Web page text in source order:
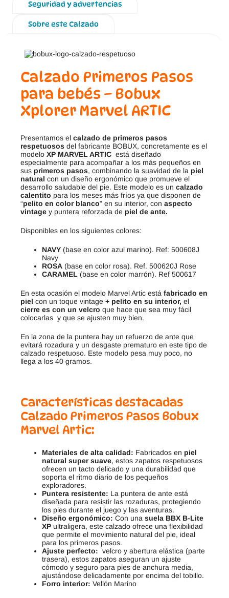
Seguridad y advertencias
Sobre este Calzado
Calzado Primeros Pasos
para bebés – Bobux
Xplorer Marvel ARTIC
Presentamos el calzado de primeros pasos
respetuosos del fabricante BOBUX, concretamente es el
modelo XP MARVEL ARTIC está diseñado
especialmente para acompañar a los más pequeños en
sus primeros pasos, combinando la suavidad de la piel
natural con un diseño ergonómico que promueve el
desarrollo saludable del pie. Este modelo es un calzado
calentito para los meses más fríos ya que disponen de
“pelito en color blanco” en su interior, con aspecto
vintage y puntera reforzada de piel de ante.
Disponibles en los siguientes colores:
NAVY (base en color azul marino). Ref: 500608J
Navy
ROSA (base en color rosa). Ref. 500620J Rose
CARAMEL (base en color marrón). Ref 500617
En esta ocasión el modelo Marvel Artic está fabricado en
piel con un toque vintage + pelito en su interior, el
cierre es con un velcro que hace que sea muy fácil
colocarlas y que se ajusten muy bien.
En la zona de la puntera hay un refuerzo de ante que
evitará rozadura y un desgaste prematuro en este tipo de
calzado respetuoso. Este modelo pesa muy poco, no
llega a los 40 gramos.
Características destacadas
Calzado Primeros Pasos Bobux
Marvel Artic:
Materiales de alta calidad: Fabricados en piel
natural super suave, estos zapatos respetuosos
ofrecen un tacto delicado y una durabilidad que
soporta el ritmo diario de los pequeños
exploradores.
Puntera resistente: La puntera de ante está
diseñada para resistir las rozaduras, protegiendo
los pies durante el juego y las aventuras.
Diseño ergonómico: Con una suela BBX B-Lite
XP ultraligera, este calzado ofrece una flexibilidad
que permite el movimiento natural del pie, ideal
para los primeros pasos.
Ajuste perfecto: velcro y abertura elástica (parte
trasera), estos zapatos aseguran un ajuste
cómodo y seguro para pies de anchura media,
ajustándose delicadamente por encima del tobillo.
Forro interior: Vellón Marino